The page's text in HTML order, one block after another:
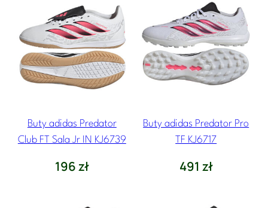
Buty adidas Predator
Club FT Sala Jr IN KJ6739
196zł
Buty adidas Predator Pro
TF KJ6717
491 zł